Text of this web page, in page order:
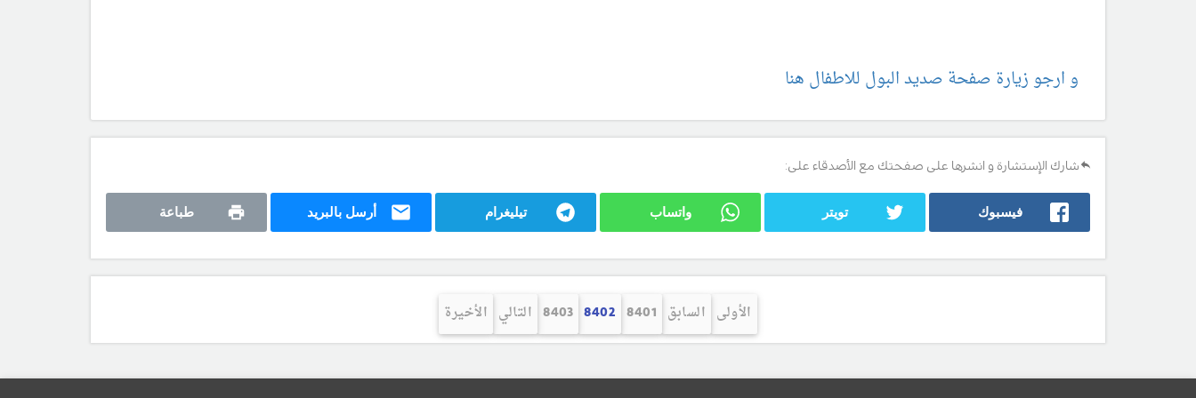
و ارجو زيارة صفحة صديد البول للاطفال هنا
شارك الإستشارة و انشرها على صفحتك مع الأصدقاء على:
فيسبوك تويتر واتساب تيليغرام أرسل بالبريد طباعة
الأولى السابق 8401
8402
8403 التالي الأخيرة